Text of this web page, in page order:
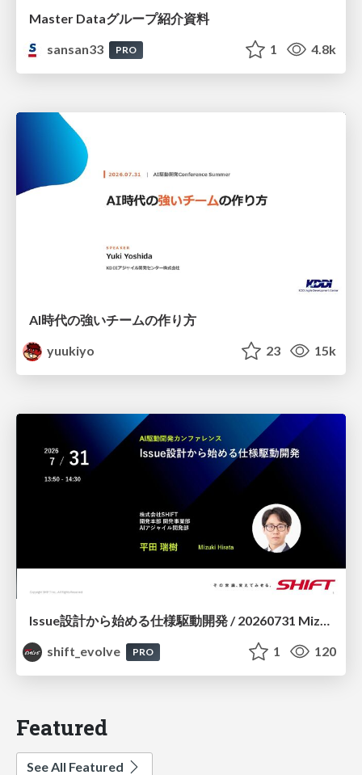
Master Dataグループ紹介資料
sansan33
PRO 1 4.8k
AI時代の強いチームの作り方
yuukiyo
23 15k
Issue設計から始める仕様駆動開発 / 20260731 Mizuki Hirata
shift_evolve
PRO 1 120
Featured
See All Featured